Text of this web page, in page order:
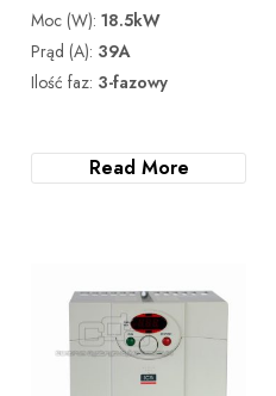
Moc (W):18.5kW
Prąd (A): 39A
Ilość faz: 3-fazowy
Read More